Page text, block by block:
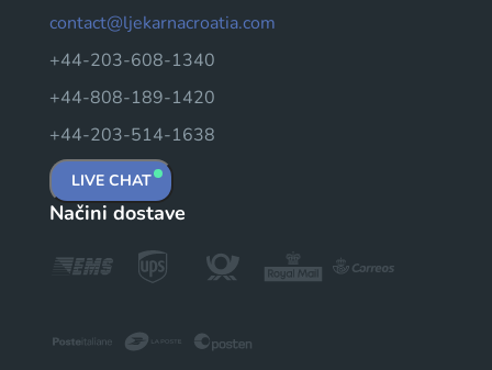
contact@ljekarnacroatia.com
+44-203-608-1340
+44-808-189-1420
+44-203-514-1638
LIVE CHAT
Načini dostave